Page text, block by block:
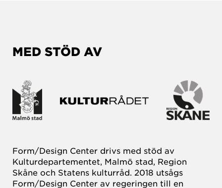
MED STÖD AV
Form/Design Center drivs med stöd av
Kulturdepartementet, Malmö stad, Region
Skåne och Statens kulturråd. 2018 utsågs
Form/Design Center av regeringen till en